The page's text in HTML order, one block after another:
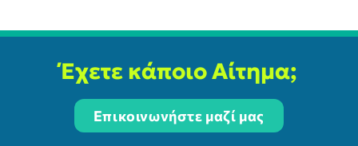
Έχετε κάποιο Αίτημα;
Επικοινωνήστε μαζί μας